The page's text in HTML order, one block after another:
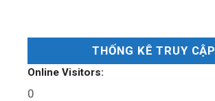
THỐNG KÊ TRUY CẬP
Online Visitors:
0